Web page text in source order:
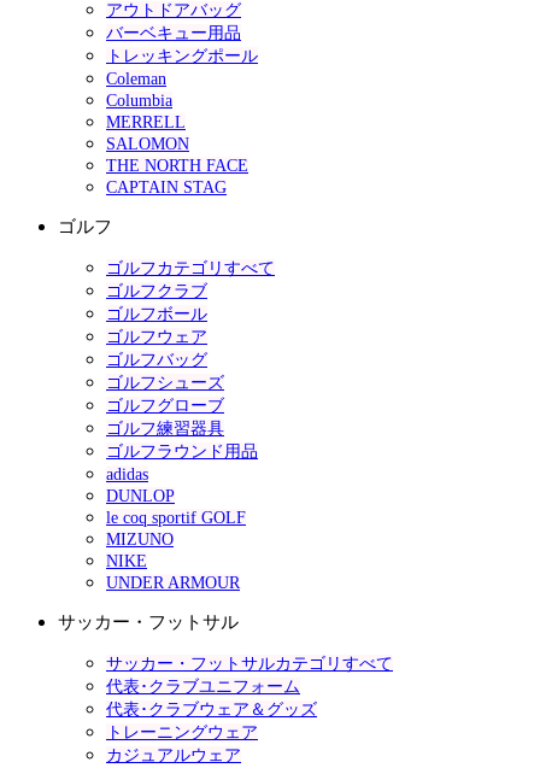
アウトドアバッグ
バーベキュー用品
トレッキングポール
Coleman
Columbia
MERRELL
SALOMON
THE NORTH FACE
CAPTAIN STAG
ゴルフ
ゴルフカテゴリすべて
ゴルフクラブ
ゴルフボール
ゴルフウェア
ゴルフバッグ
ゴルフシューズ
ゴルフグローブ
ゴルフ練習器具
ゴルフラウンド用品
adidas
DUNLOP
le coq sportif GOLF
MIZUNO
NIKE
UNDER ARMOUR
サッカー・フットサル
サッカー・フットサルカテゴリすべて
代表･クラブユニフォーム
代表･クラブウェア＆グッズ
トレーニングウェア
カジュアルウェア